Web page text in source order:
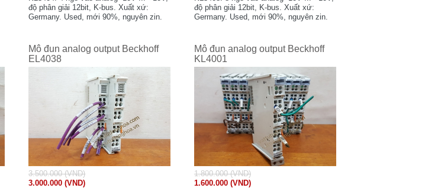
độ phân giải 12bit, K-bus. Xuất xứ:
Germany. Used, mới 90%, nguyên zin.
độ phân giải 12bit, K-bus. Xuất xứ:
Germany. Used, mới 90%, nguyên zin.
Mô đun analog output Beckhoff
EL4038
3.500.000 (VND)
3.000.000 (VND)
Mô đun analog output Beckhoff
KL4001
1.800.000 (VND)
1.600.000 (VND)